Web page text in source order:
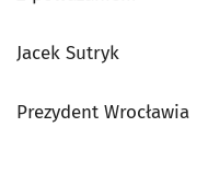
Jacek Sutryk
Prezydent Wrocławia